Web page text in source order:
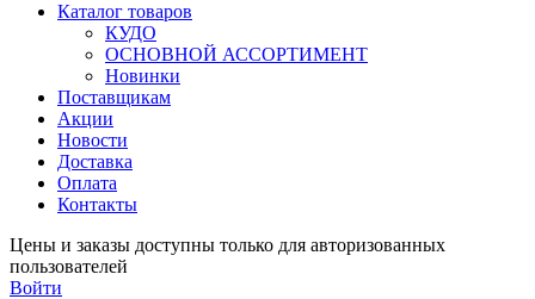
Каталог товаров
КУДО
ОСНОВНОЙ АССОРТИМЕНТ
Новинки
Поставщикам
Акции
Новости
Доставка
Оплата
Контакты
Цены и заказы доступны только для авторизованных
пользователей
Войти